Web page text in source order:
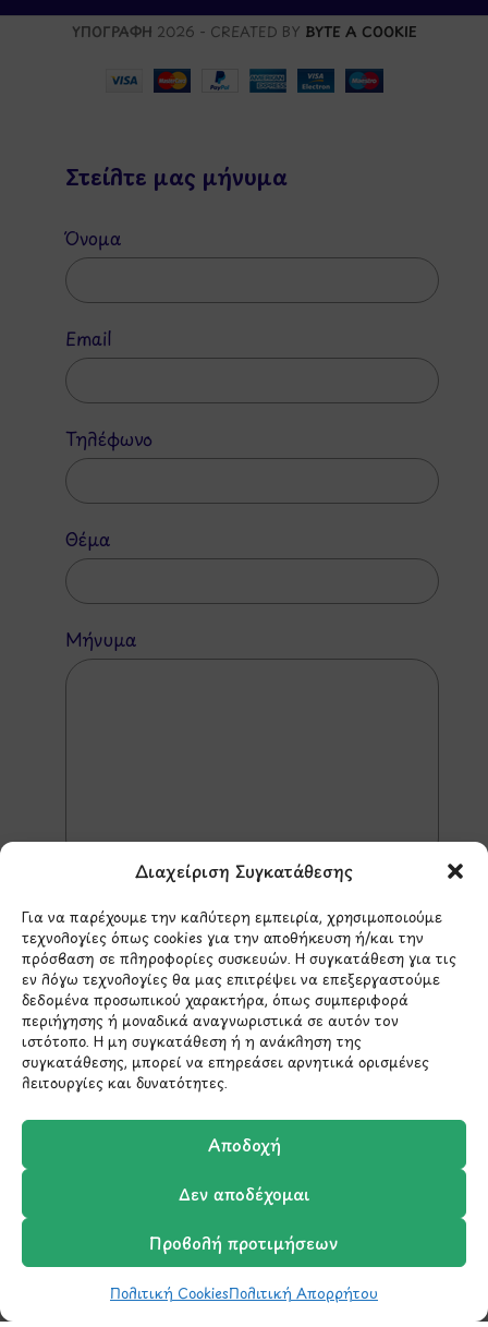
Διαχείριση Συγκατάθεσης
Για να παρέχουμε την καλύτερη εμπειρία, χρησιμοποιούμε
τεχνολογίες όπως cookies για την αποθήκευση ή/και την
πρόσβαση σε πληροφορίες συσκευών. Η συγκατάθεση για τις
εν λόγω τεχνολογίες θα μας επιτρέψει να επεξεργαστούμε
δεδομένα προσωπικού χαρακτήρα, όπως συμπεριφορά
περιήγησης ή μοναδικά αναγνωριστικά σε αυτόν τον
ιστότοπο. Η μη συγκατάθεση ή η ανάκληση της
συγκατάθεσης, μπορεί να επηρεάσει αρνητικά ορισμένες
λειτουργίες και δυνατότητες.
Αποδοχή
Δεν αποδέχομαι
Προβολή προτιμήσεων
Πολιτική CookiesΠολιτική Απορρήτου
ΥΠΟΓΡΑΦΗ 2026 - CREATED BY BYTE A COOKIE
Στείλτε μας μήνυμα
Όνομα
Email
Τηλέφωνο
Θέμα
Μήνυμα
*Αυτός ο ιστότοπος προστατεύεται από το σύστημα
reCAPTCHA και ισχύουν ηΠολιτική Απορρήτουκαι οι
Όροι Παροχής Υπηρεσιώντης Google.
ΣΤΟΙΧΕΙΑ ΕΠΙΚΟΙΝΩΝΙΑΣ
Holargos Center (Ισόγειο)
Χολαργός 15561
210 6522282
ΚαλάθιΣύγκριση
Ο Λογαριασμός μου